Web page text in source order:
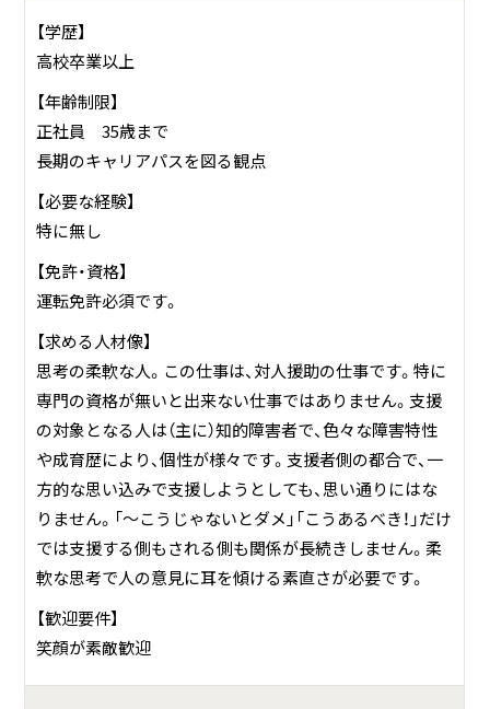
ループホーム（くわた壱番館：7名、グループホームくわた弐番
館：7名）
⑤相談支援事業所ピア宮敷（特定相談・児童相談）
⑥障害者就業・生活支援センターピア宮敷
⑦就労体験館うどん屋どんちゃん
【学歴】
高校卒業以上
【年齢制限】
正社員 35歳まで
長期のキャリアパスを図る観点
【必要な経験】
特に無し
【免許・資格】
運転免許必須です。
【求める人材像】
思考の柔軟な人。この仕事は、対人援助の仕事です。特に
専門の資格が無いと出来ない仕事ではありません。支援
の対象となる人は（主に）知的障害者で、色々な障害特性
や成育歴により、個性が様々です。支援者側の都合で、一
方的な思い込みで支援しようとしても、思い通りにはな
りません。「～こうじゃないとダメ」「こうあるべき！」だけ
では支援する側もされる側も関係が長続きしません。柔
軟な思考で人の意見に耳を傾ける素直さが必要です。
【歓迎要件】
笑顔が素敵歓迎